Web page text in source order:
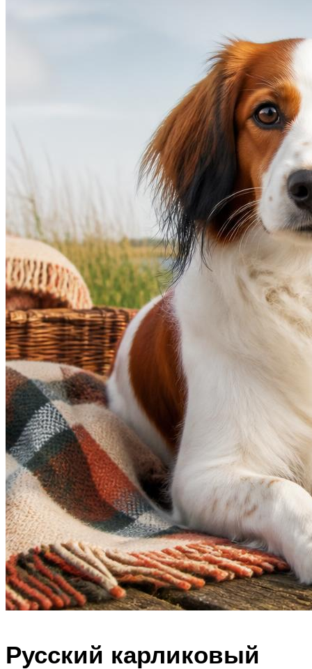
Русский карликовый